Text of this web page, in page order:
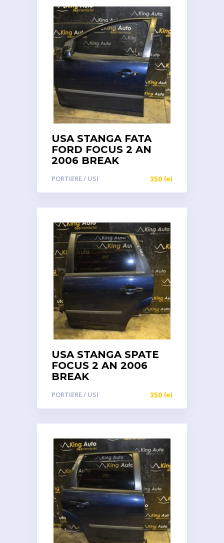
USA STANGA FATA
FORD FOCUS 2 AN
2006 BREAK
PORTIERE / USI 350 lei
USA STANGA SPATE
FOCUS 2 AN 2006
BREAK
PORTIERE / USI 350 lei